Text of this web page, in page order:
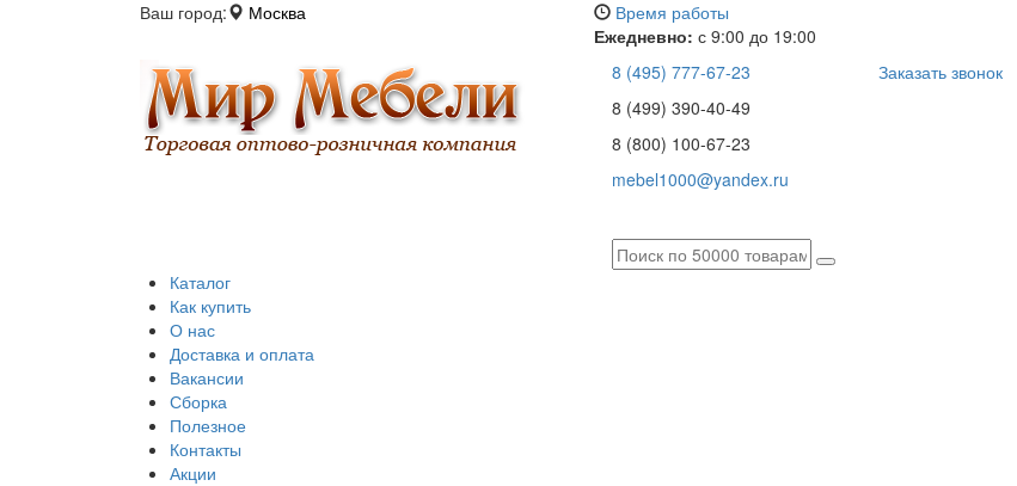
Ваш город: Москва
Время работы
Ежедневно: с 9:00 до 19:00
8 (495) 777-67-23
8 (499) 390-40-49
8 (800) 100-67-23
mebel1000@yandex.ru
Заказать звонок
Каталог
Как купить
О нас
Доставка и оплата
Вакансии
Сборка
Полезное
Контакты
Акции